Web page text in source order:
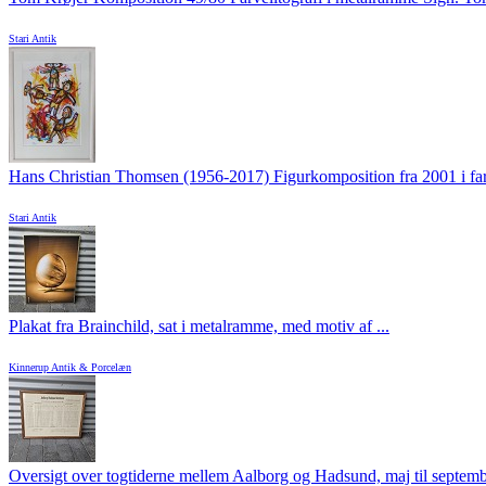
Stari Antik
Hans Christian Thomsen (1956-2017) Figurkomposition fra 2001 i
Stari Antik
Plakat fra Brainchild, sat i metalramme, med motiv af ...
Kinnerup Antik & Porcelæn
Oversigt over togtiderne mellem Aalborg og Hadsund, maj til